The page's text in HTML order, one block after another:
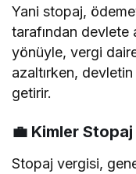
Yani stopaj,
tarafından devlete
yönüyle, vergi
azaltırken, devletin
getirir.
💼 Kimler Stopaj
Stopaj vergisi,